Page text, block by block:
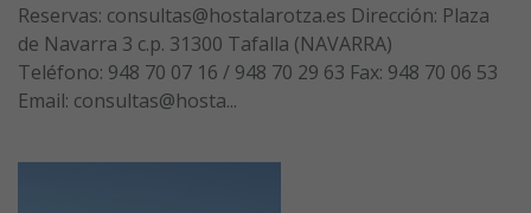
Reservas: consultas@hostalarotza.es Dirección: Plaza
de Navarra 3 c.p. 31300 Tafalla (NAVARRA)
Teléfono: 948 70 07 16 / 948 70 29 63 Fax: 948 70 06 53
Email: consultas@hosta...